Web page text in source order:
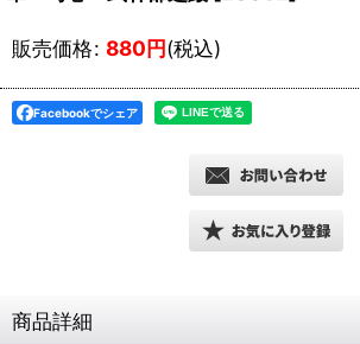
販売価格: 880円(税込)
Facebookでシェア
商品詳細